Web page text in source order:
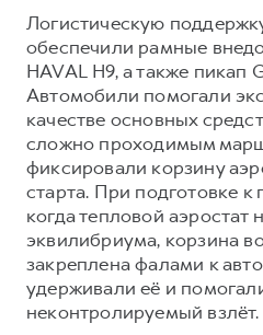
Коллекция PRO
Коллекция Базовая
Коллекция Детская
Коллекция Детская
ОБСЛУЖИВАНИЕ И
Логистическую
обеспечили рамные
HAVAL H9, а также пикап
Автомобили помогали
качестве основных
сложно проходимым
фиксировали корзину
старта. При подготовке к
когда тепловой аэростат
эквилибриума, корзина
закреплена фалами к
удерживали её и
неконтролируемый взлёт.